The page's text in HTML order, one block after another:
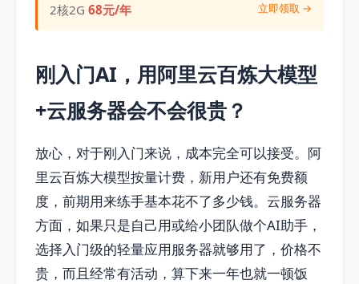
2核2G68元/年 立即领取 →
刚入门AI，用阿里云百炼大模型
+云服务器会不会很贵？
放心，对于刚入门来说，成本完全可以接受。阿
里云百炼大模型按量计费，新用户还有免费额
度，前期用来练手基本花不了多少钱。云服务器
方面，如果只是自己用或给小团队做个AI助手，
选择入门级的轻量应用服务器就够用了，价格不
贵，而且经常有活动，算下来一年也就一顿饭